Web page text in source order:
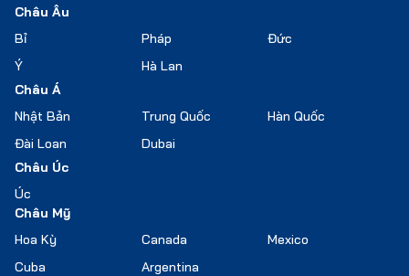
Châu Âu
Bỉ
Pháp
Đức
Ý
Hà Lan
Châu Á
Nhật Bản
Trung Quốc
Hàn Quốc
Đài Loan
Dubai
Châu Úc
Úc
Châu Mỹ
Hoa Kỳ
Canada
Mexico
Cuba
Argentina